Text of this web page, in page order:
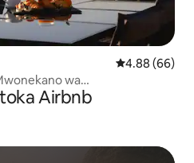
Ukadiriaji wa
4.88 (66)
wa
Airbnb